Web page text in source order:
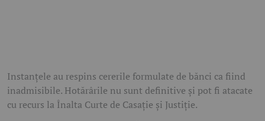
Instanțele au respins cererile formulate de bănci ca fiind
inadmisibile. Hotărârile nu sunt definitive și pot fi atacate
cu recurs la Înalta Curte de Casație și Justiție.